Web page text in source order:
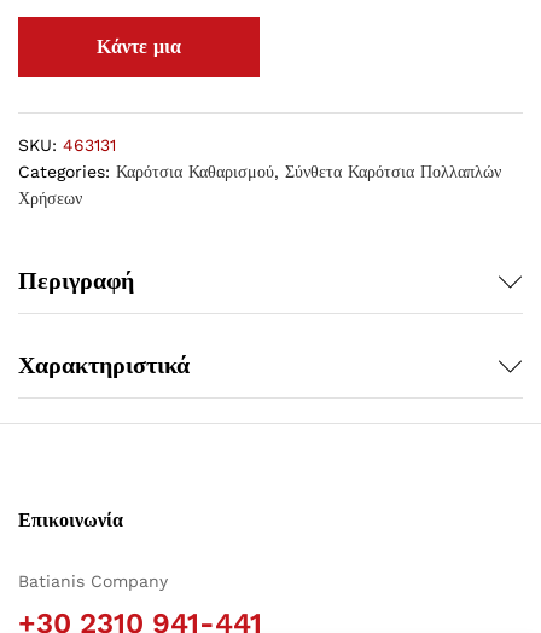
SKU: 463131
Categories: Καρότσια Καθαρισμού, Σύνθετα Καρότσια Πολλαπλών
Χρήσεων
Περιγραφή
Χαρακτηριστικά
Επικοινωνία
Batianis Company
+30 2310 941-441